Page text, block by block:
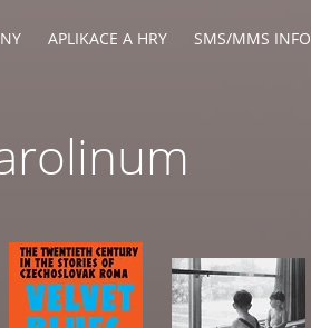
APLIKACE A HRY SMS/MMS INFO